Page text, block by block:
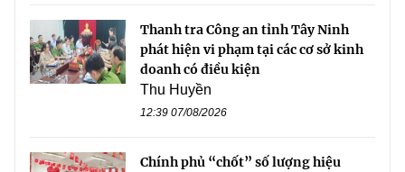
Thanh tra Công an tỉnh Tây Ninh
phát hiện vi phạm tại các cơ sở kinh
doanh có điều kiện
Thu Huyền
12:39 07/08/2026
Chính phủ “chốt” số lượng hiệu